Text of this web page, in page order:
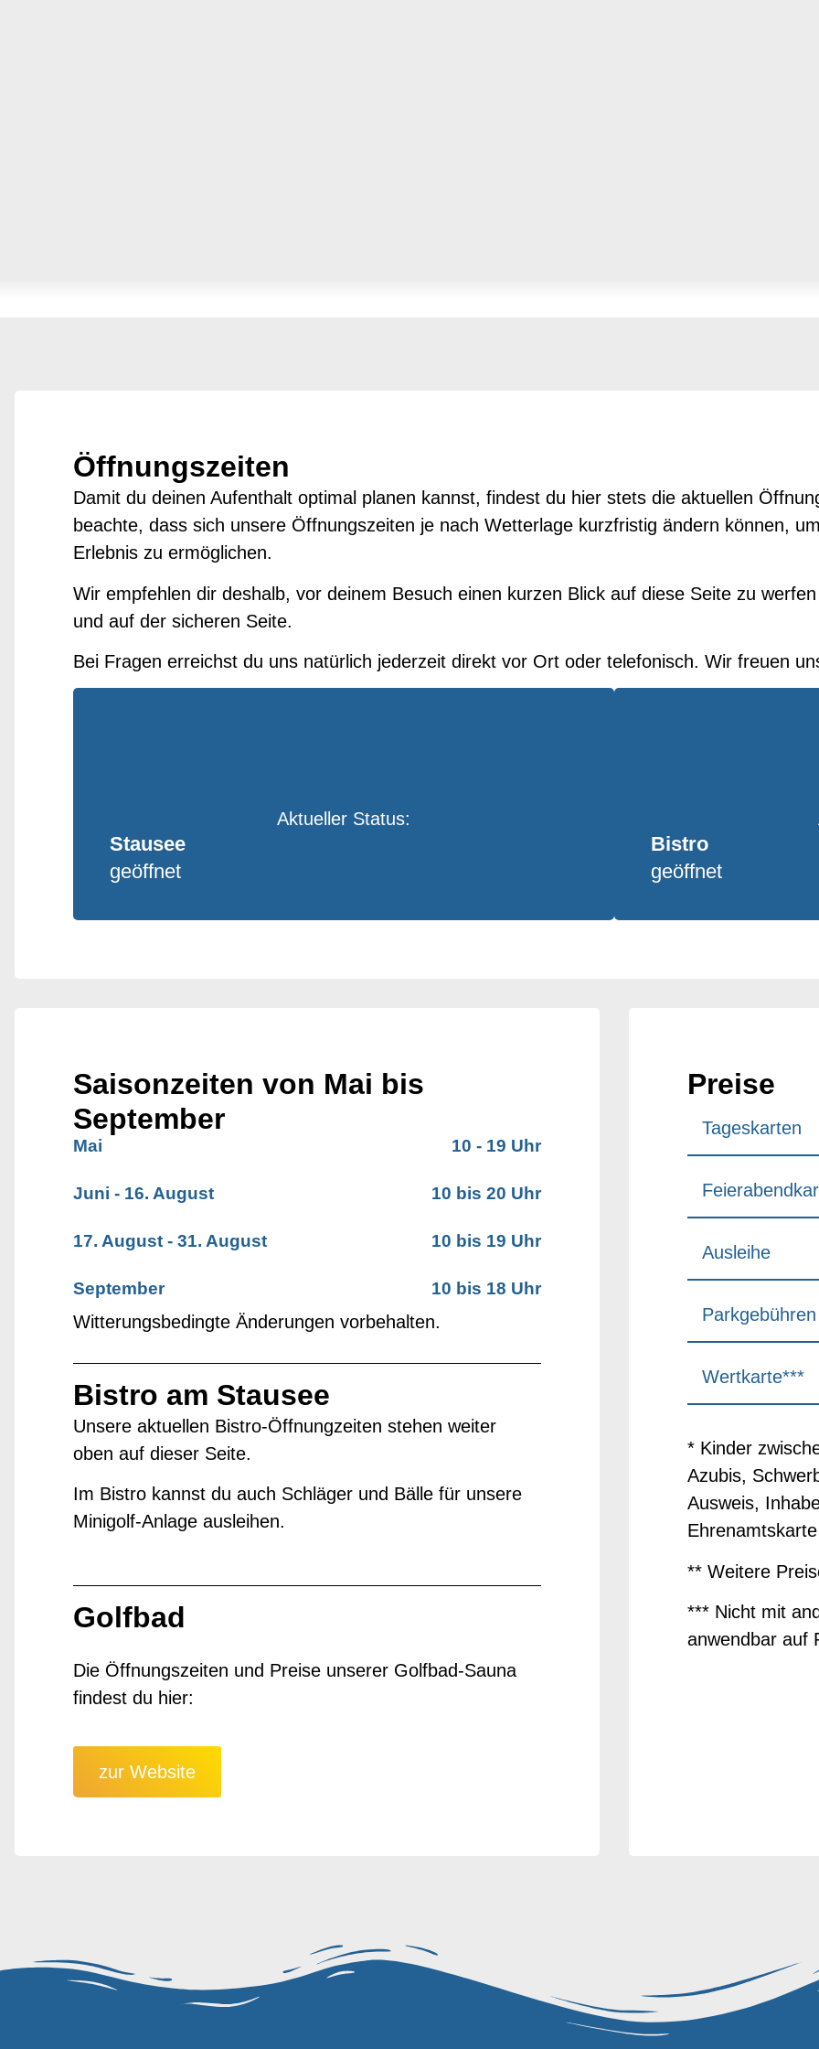
Öffnungszeiten
Damit du deinen Aufenthalt optimal planen kannst, findest du hier stets die aktuellen
beachte, dass sich unsere Öffnungszeiten je nach Wetterlage kurzfristig ändern können,
Erlebnis zu ermöglichen.
Wir empfehlen dir deshalb, vor deinem Besuch einen kurzen Blick auf diese Seite zu
und auf der sicheren Seite.
Bei Fragen erreichst du uns natürlich jederzeit direkt vor Ort oder telefonisch. Wir freuen
Aktueller Status:
Stausee
geöffnet
Bistro
geöffnet
Saisonzeiten von Mai bis
September
Mai 10 - 19 Uhr
Juni - 16. August 10 bis 20 Uhr
17. August - 31. August 10 bis 19 Uhr
September 10 bis 18 Uhr
Witterungsbedingte Änderungen vorbehalten.
Bistro am Stausee
Unsere aktuellen Bistro-Öffnungzeiten stehen weiter
oben auf dieser Seite.
Im Bistro kannst du auch Schläger und Bälle für unsere
Minigolf-Anlage ausleihen.
Golfbad
Die Öffnungszeiten und Preise unserer Golfbad-Sauna
findest du hier:
zur Website
Preise
Tageskarten
Ausleihe
Parkgebühren
Wertkarte***
* Kinder
Azubis,
Ausweis,
** Weitere
*** Nicht mit
anwendbar auf